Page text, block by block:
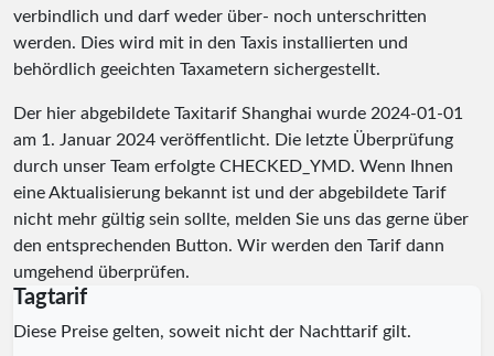
verbindlich und darf weder über- noch unterschritten
werden. Dies wird mit in den Taxis installierten und
behördlich geeichten Taxametern sichergestellt.
Der hier abgebildete Taxitarif Shanghai wurde 2024-01-01
am 1. Januar 2024 veröffentlicht. Die letzte Überprüfung
durch unser Team erfolgte CHECKED_YMD. Wenn Ihnen
eine Aktualisierung bekannt ist und der abgebildete Tarif
nicht mehr gültig sein sollte, melden Sie uns das gerne über
den entsprechenden Button. Wir werden den Tarif dann
umgehend überprüfen.
Tagtarif
Diese Preise gelten, soweit nicht der Nachttarif gilt.